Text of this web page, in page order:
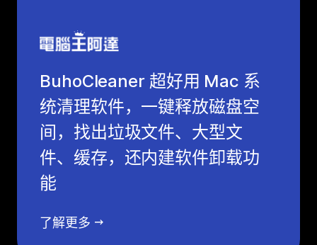
BuhoCleaner 超好用 Mac 系
统清理软件，一键释放磁盘空
间，找出垃圾文件、大型文
件、缓存，还内建软件卸载功
能
了解更多